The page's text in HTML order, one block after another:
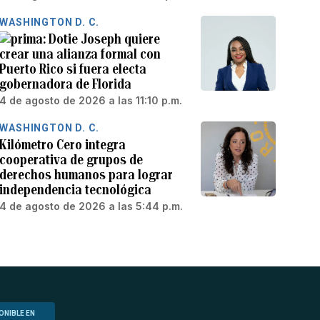
WASHINGTON D. C.
Dotie Joseph quiere
crear una alianza formal con
Puerto Rico si fuera electa
gobernadora de Florida
4 de agosto de 2026 a las 11:10 p.m.
WASHINGTON D. C.
Kilómetro Cero integra
cooperativa de grupos de
derechos humanos para lograr
independencia tecnológica
4 de agosto de 2026 a las 5:44 p.m.
EN